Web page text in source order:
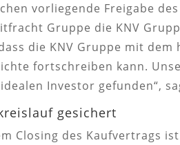
vorliegende Freigabe
Gruppe die KNV
die KNV Gruppe mit
fortschreiben kann.
Investor gefunden“,
gesichert
Closing des Kaufvertrags